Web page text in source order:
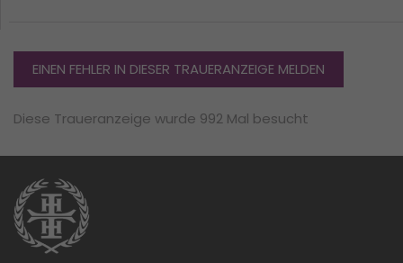
EINEN FEHLER IN DIESER TRAUERANZEIGE MELDEN
Diese Traueranzeige wurde 992 Mal besucht